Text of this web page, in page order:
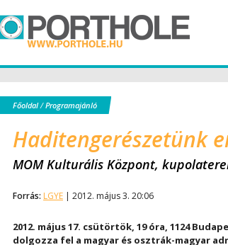
Főoldal/Programajánló
Haditengerészetünk
MOM Kulturális Központ,
Forrás: LGYE | 2012. május 3. 20:06
2012. május 17. csütörtök, 19 óra, 1124
dolgozza fel a magyar és osztrák-magyar